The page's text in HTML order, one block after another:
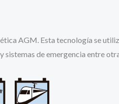
AGM. Esta tecnología se
sistemas de emergencia entre